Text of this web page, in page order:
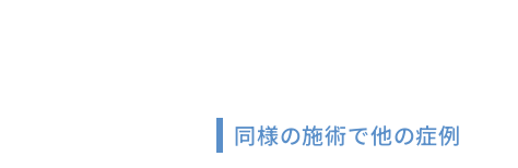
同様の施術で他の症例